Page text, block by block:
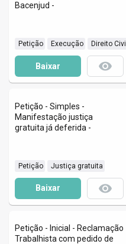
Bacenjud -
Petição Execução Direito Civil
Baixar remove_red_eye
Petição - Simples -
Manifestação justiça
gratuita já deferida -
Petição Justiça gratuita
Baixar remove_red_eye
Petição - Inicial - Reclamação
Trabalhista com pedido de